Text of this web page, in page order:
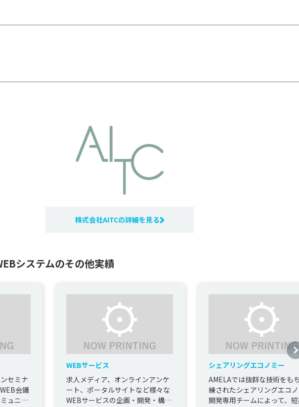
株式会社AITCの詳細を見る
システムのその他実績
セミナ
会議
ュニケ
WEBサービス
求人メディア、オンラインアンケ
ート、ポータルサイトなど様々な
WEBサービスの企画・開発・構
シェアリングエコノミー
AMELAでは抜群な技術をも
練されたシェアリングエコ
開発専用チームによって、